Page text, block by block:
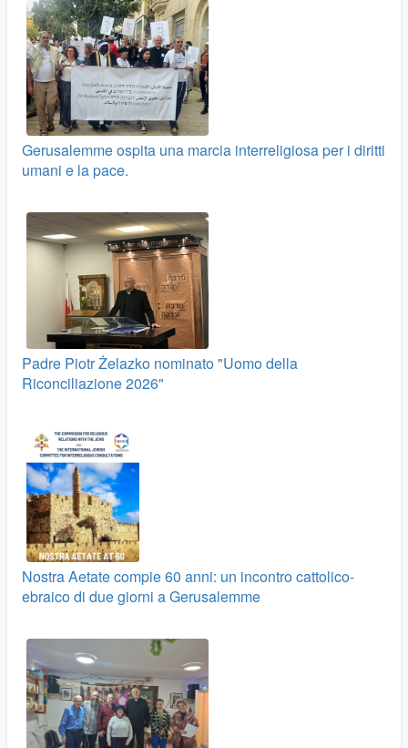
Gerusalemme ospita una marcia interreligiosa per i diritti
umani e la pace.
Padre Piotr Żelazko nominato "Uomo della
Riconciliazione 2026"
Nostra Aetate compie 60 anni: un incontro cattolico-
ebraico di due giorni a Gerusalemme